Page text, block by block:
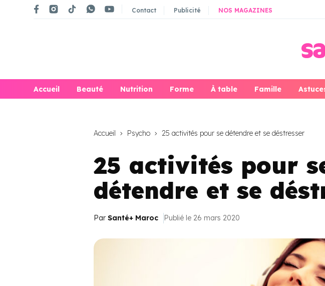
Contact Publicité NOS MAGAZINES
Accueil Beauté Nutrition Forme À table Famille
Accueil Psycho 25 activités pour se détendre et se déstresser
25 activités pour
détendre et se
Par Santé+ Maroc Publié le 26 mars 2020